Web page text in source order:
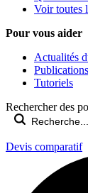
Voir toutes
Pour vous aider
Actualités
Tutoriels
Rechercher des
Devis comparatif